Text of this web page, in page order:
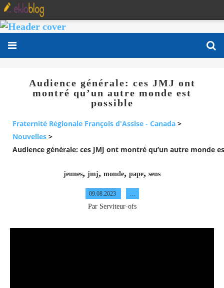
Audience générale: ces JMJ ont
montré qu’un autre monde est
possible
Fraternité Régionale François d'Assise - Canada >
Nouvelles >
Audience générale: ces JMJ ont montré qu’un autre monde
jeunes, jmj, monde, pape, sens
09.08.2023
Par Serviteur-ofs